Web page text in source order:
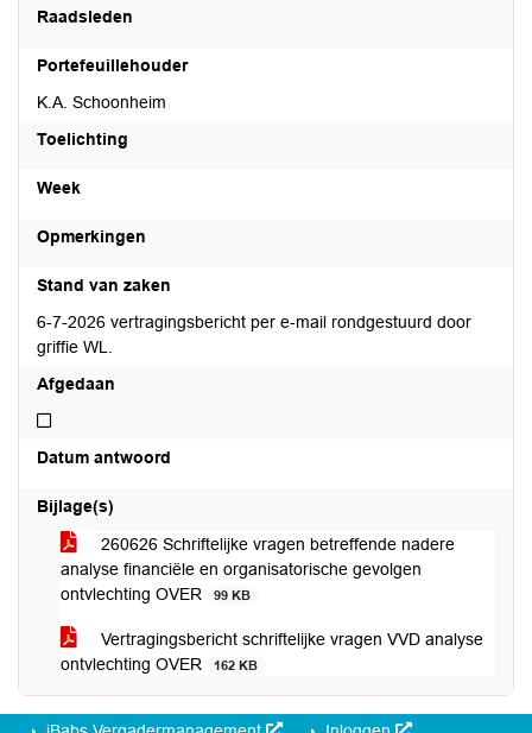
Raadsleden
Portefeuillehouder
K.A. Schoonheim
Toelichting
Week
Opmerkingen
Stand van zaken
6-7-2026 vertragingsbericht per e-mail rondgestuurd door
griffie WL.
Afgedaan
Niet afgedaan
Datum antwoord
Bijlage(s)
260626 Schriftelijke vragen betreffende nadere
analyse financiële en organisatorische gevolgen
ontvlechting OVER
99 KB
Vertragingsbericht schriftelijke vragen VVD analyse
ontvlechting OVER
162 KB